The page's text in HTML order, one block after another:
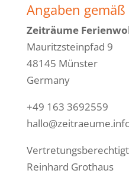
Angaben gemäß
Zeiträume
Mauritzsteinpfad 9
48145 Münster
Germany
+49 163 3692559
Reinhard Grothaus